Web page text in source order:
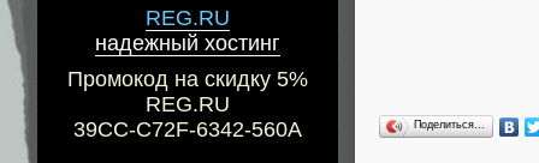
REG.RU
надежный хостинг
Промокод на скидку 5%
REG.RU
39CC-C72F-6342-560A
Поделиться…